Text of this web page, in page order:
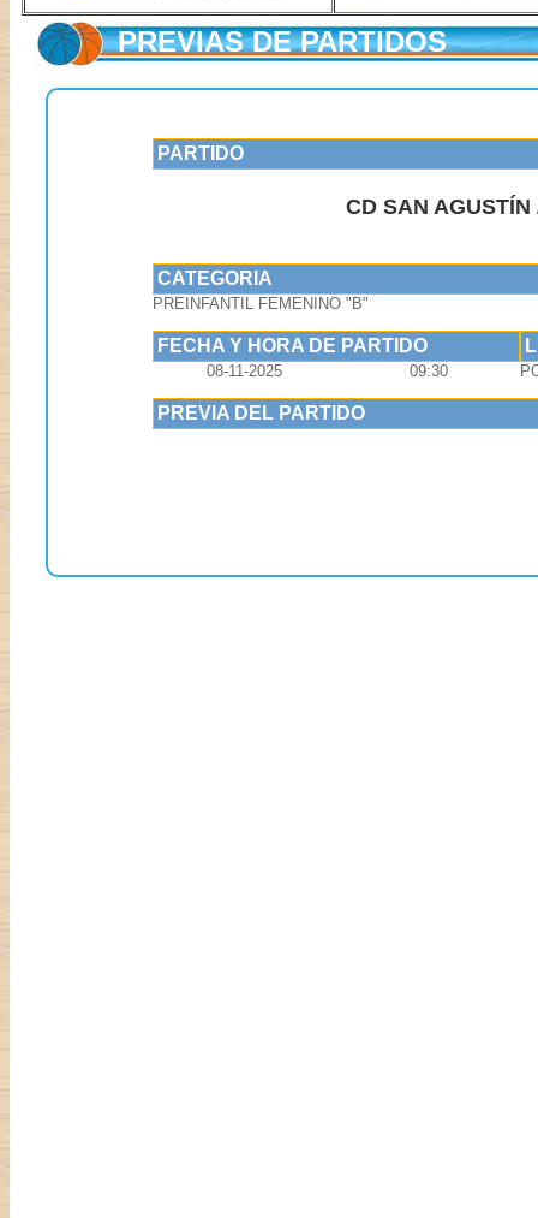
PREVIAS DE PARTIDOS
PARTIDO
CD SAN AGUSTÍN
CATEGORIA
PREINFANTIL FEMENINO "B"
FECHA Y HORA DE PARTIDO
08-11-2025 09:30
PREVIA DEL PARTIDO